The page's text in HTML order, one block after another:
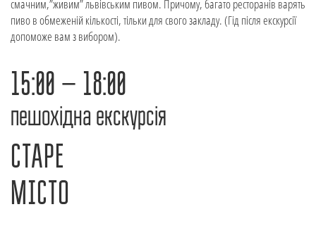
смачним,”живим” львівським пивом. Причому, багато ресторанів варять
пиво в обмеженій кількості, тільки для свого закладу. (Гід після екскурсії
допоможе вам з вибором).
15:00 – 18:00
пешохідна екскурсія
СТАРЕ
МІСТО